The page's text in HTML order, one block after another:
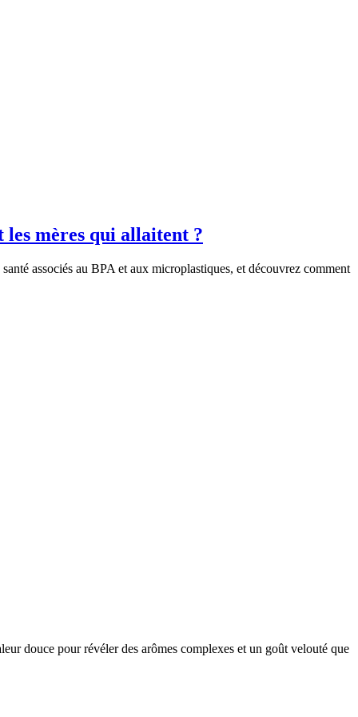
les mères qui allaitent ?
associés au BPA et aux microplastiques, et découvrez comment
douce pour révéler des arômes complexes et un goût velouté que